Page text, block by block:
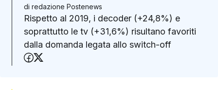
di redazione Postenews
Rispetto al 2019, i decoder (+24,8%) e
soprattutto le tv (+31,6%) risultano favoriti
dalla domanda legata allo switch-off
Condividi su Facebook